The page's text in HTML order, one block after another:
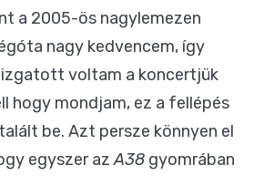
a 2005-ös nagylemezen
nagy kedvencem, így
voltam a koncertjük
hogy mondjam, ez a fellépés
be. Azt persze könnyen el
egyszer azA38 gyomrában